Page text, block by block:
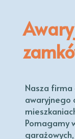
Nasza firma
awaryjnego
Pomagamy